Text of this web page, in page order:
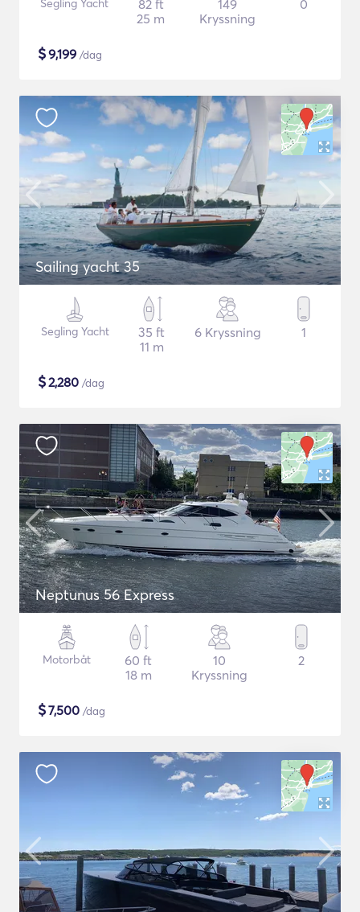
Segling Yacht
82 ft
25 m
149
Kryssning
0
$9,199 /dag
Sailing yacht 35
Segling Yacht
35 ft
11 m
6 Kryssning 1
$2,280 /dag
Neptunus 56 Express
Motorbåt
60 ft
18 m
10
Kryssning
2
$7,500 /dag